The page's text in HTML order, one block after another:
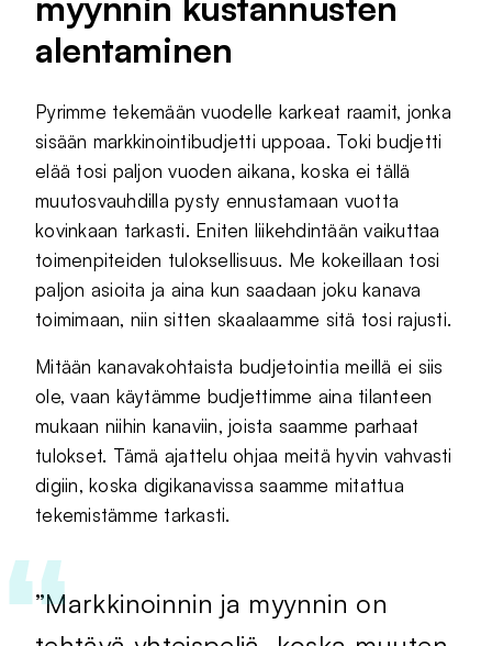
alentaminen
Pyrimme tekemään vuodelle karkeat raamit, jonka
sisään markkinointibudjetti uppoaa. Toki budjetti
elää tosi paljon vuoden aikana, koska ei tällä
muutosvauhdilla pysty ennustamaan vuotta
kovinkaan tarkasti. Eniten liikehdintään vaikuttaa
toimenpiteiden tuloksellisuus. Me kokeillaan tosi
paljon asioita ja aina kun saadaan joku kanava
toimimaan, niin sitten skaalaamme sitä tosi rajusti.
Mitään kanavakohtaista budjetointia meillä ei siis
ole, vaan käytämme budjettimme aina tilanteen
mukaan niihin kanaviin, joista saamme parhaat
tulokset. Tämä ajattelu ohjaa meitä hyvin vahvasti
digiin, koska digikanavissa saamme mitattua
tekemistämme tarkasti.
”Markkinoinnin ja myynnin on